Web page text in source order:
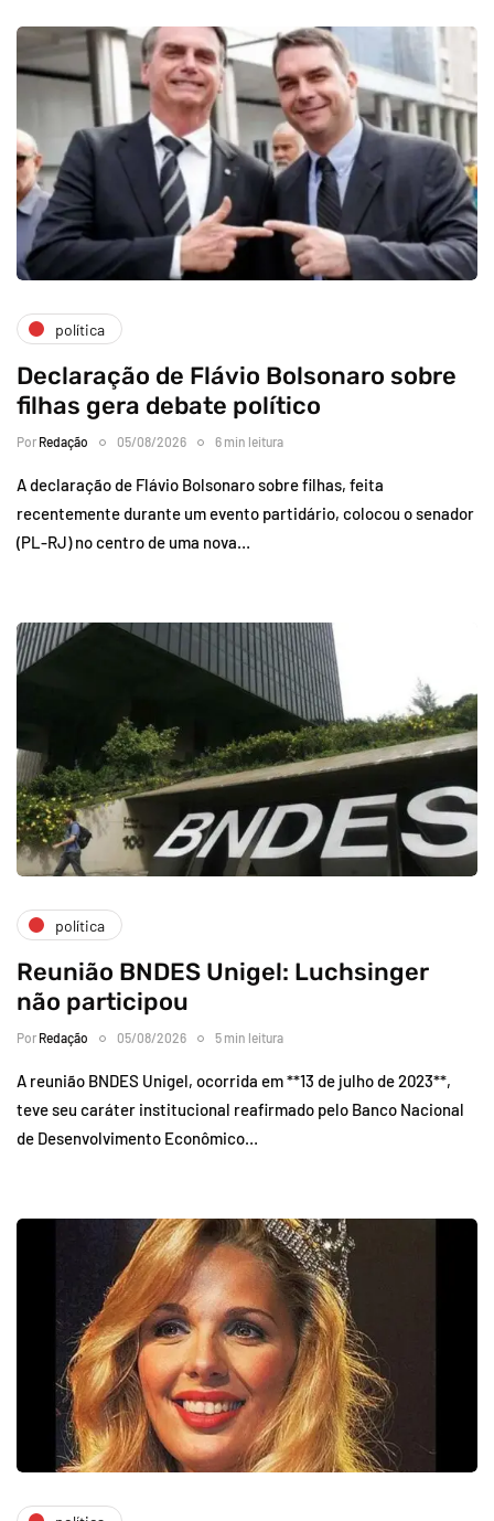
política
Declaração de Flávio Bolsonaro sobre
filhas gera debate político
Por Redação 05/08/2026 6 min leitura
A declaração de Flávio Bolsonaro sobre filhas, feita
recentemente durante um evento partidário, colocou o senador
(PL-RJ) no centro de uma nova…
política
Reunião BNDES Unigel: Luchsinger
não participou
Por Redação 05/08/2026 5 min leitura
A reunião BNDES Unigel, ocorrida em **13 de julho de 2023**,
teve seu caráter institucional reafirmado pelo Banco Nacional
de Desenvolvimento Econômico…